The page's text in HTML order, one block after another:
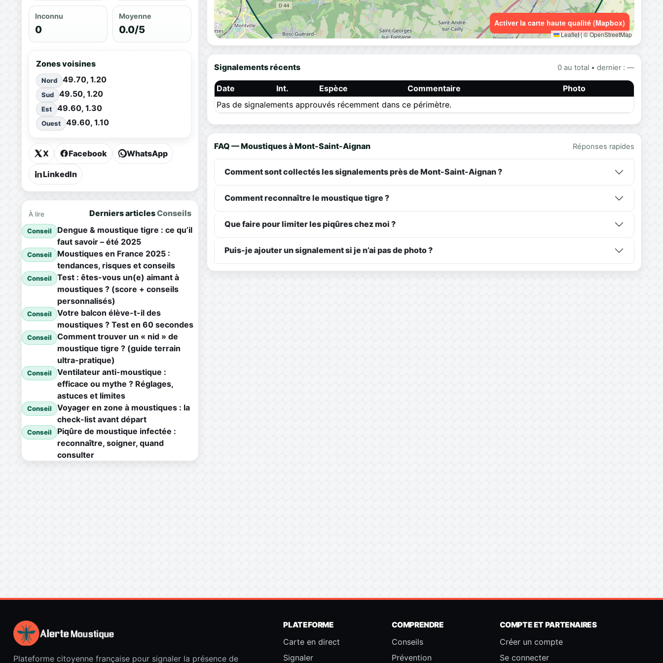
Inconnu
0
Moyenne
0.0/5
Zones voisines
Nord 49.70, 1.20
Sud 49.50, 1.20
Est 49.60, 1.30
Ouest 49.60, 1.10
X Facebook WhatsApp
LinkedIn
À lire Derniers articlesConseils
Conseil
Dengue & moustique tigre : ce qu’il
faut savoir – été 2025
Conseil
Moustiques en France 2025 :
tendances, risques et conseils
Conseil
Test : êtes-vous un(e) aimant à
moustiques ? (score + conseils
personnalisés)
Conseil
Votre balcon élève-t-il des
moustiques ? Test en 60 secondes
Conseil
Comment trouver un « nid » de
moustique tigre ? (guide terrain
ultra-pratique)
Conseil
Ventilateur anti-moustique :
efficace ou mythe ? Réglages,
astuces et limites
Conseil
Voyager en zone à moustiques : la
check-list avant départ
Conseil
Piqûre de moustique infectée :
reconnaître, soigner, quand
consulter
Leaflet|© OpenStreetMap
Activer la carte haute qualité (Mapbox)
Signalements récents 0 au total • dernier : —
Date Int. Espèce Commentaire
Photo
Pas de signalements approuvés récemment dans ce périmètre.
FAQ — Moustiques à Mont-Saint-Aignan Réponses rapides
Comment sont collectés les signalements près de Mont-Saint-Aignan ?
Comment reconnaître le moustique tigre ?
Que faire pour limiter les piqûres chez moi ?
Puis-je ajouter un signalement si je n’ai pas de photo ?
Plateforme citoyenne française pour signaler la présence de
PLATEFORME
Carte en direct
Signaler
COMPRENDRE
Conseils
Prévention
COMPTE ET PARTENAIRES
Créer un compte
Se connecter